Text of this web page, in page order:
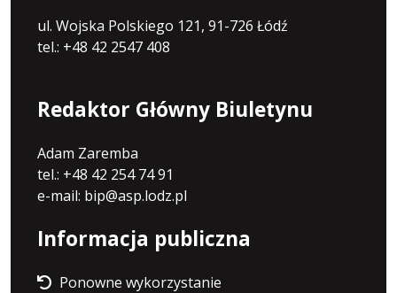
ul. Wojska Polskiego 121, 91-726 Łódź
tel.: +48 42 2547 408
Redaktor Główny Biuletynu
Adam Zaremba
tel.: +48 42 254 74 91
e-mail: bip@asp.lodz.pl
Informacja publiczna
Ponowne wykorzystanie